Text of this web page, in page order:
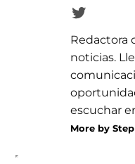
Redactora
noticias.
escuchar
More by